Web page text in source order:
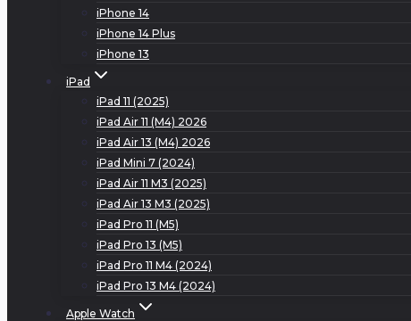
iPhone 14
iPhone 14 Plus
iPhone 13
iPad
iPad 11 (2025)
iPad Air 11 (M4) 2026
iPad Air 13 (M4) 2026
iPad Mini 7 (2024)
iPad Air 11 M3 (2025)
iPad Air 13 M3 (2025)
iPad Pro 11 (M5)
iPad Pro 13 (M5)
iPad Pro 11 M4 (2024)
iPad Pro 13 M4 (2024)
Apple Watch